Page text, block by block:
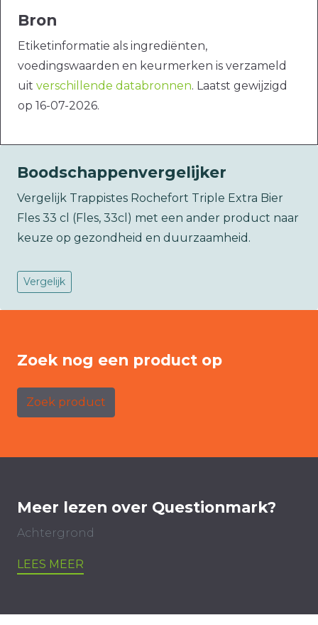
Bron
Etiketinformatie als ingrediënten,
voedingswaarden en keurmerken is verzameld
uit verschillende databronnen. Laatst gewijzigd
op 16-07-2026.
Boodschappenvergelijker
Vergelijk Trappistes Rochefort Triple Extra Bier
Fles 33 cl (Fles, 33cl) met een ander product naar
keuze op gezondheid en duurzaamheid.
Vergelijk
Zoek nog een product op
Zoek product
Meer lezen over Questionmark?
Achtergrond
LEES MEER